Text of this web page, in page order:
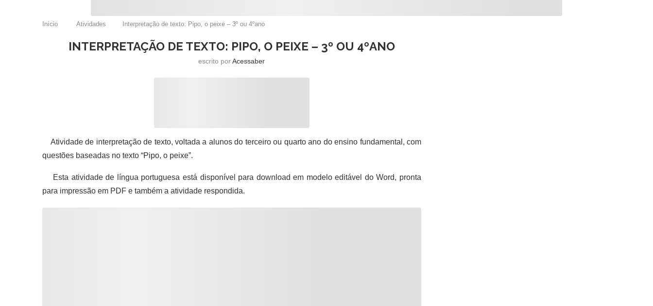
Início Atividades Interpretação de texto: Pipo, o peixe – 3º ou 4ºano
INTERPRETAÇÃO DE TEXTO: PIPO, O PEIXE – 3º OU 4ºANO
escrito porAcessaber
Atividade de interpretação de texto, voltada a alunos do terceiro ou quarto ano do ensino fundamental, com
questões baseadas no texto “Pipo, o peixe”.
Esta atividade de língua portuguesa está disponível para download em modelo editável do Word, pronta
para impressão em PDF e também a atividade respondida.